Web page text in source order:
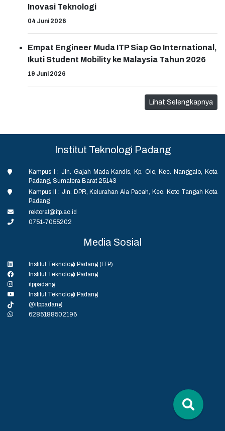
Inovasi Teknologi
04 Juni 2026
Empat Engineer Muda ITP Siap Go International,
Ikuti Student Mobility ke Malaysia Tahun 2026
19 Juni 2026
Lihat Selengkapnya
Institut Teknologi Padang
Kampus I : Jln. Gajah Mada Kandis, Kp. Olo, Kec. Nanggalo, Kota
Padang, Sumatera Barat 25143
Kampus II : Jln. DPR, Kelurahan Aia Pacah, Kec. Koto Tangah Kota
Padang
rektorat@itp.ac.id
0751-7055202
Media Sosial
Institut Teknologi Padang (ITP)
Institut Teknologi Padang
itppadang
Institut Teknologi Padang
@itppadang
6285188502196